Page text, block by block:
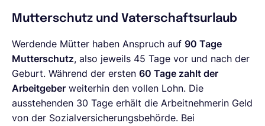
Mutterschutz und Vaterschaftsurlaub
Werdende Mütter haben Anspruch auf 90 Tage
Mutterschutz, also jeweils 45 Tage vor und nach der
Geburt. Während der ersten 60 Tage zahlt der
Arbeitgeber weiterhin den vollen Lohn. Die
ausstehenden 30 Tage erhält die Arbeitnehmerin Geld
von der Sozialversicherungsbehörde. Bei